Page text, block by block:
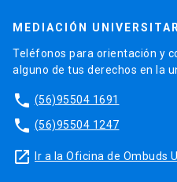
MEDIACIÓN
Teléfonos para orientación y
alguno de tus derechos en la
phone (56)95504 1691
phone (56)95504 1247
launch Ir a la Oficina de Ombuds